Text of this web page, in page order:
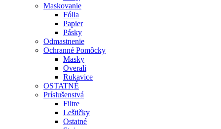
Maskovanie
Fólia
Papier
Pásky
Odmastnenie
Ochranné Pomôcky
Masky
Overali
Rukavice
OSTATNÉ
Príslušenstvá
Filtre
Leštičky
Ostatné